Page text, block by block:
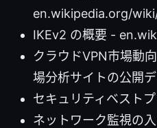
en.wikipedia.org/
IKEv2 の概要 -
クラウドVPN市場動
場分析サイトの公開
セキュリティベスト
ネットワーク監視の